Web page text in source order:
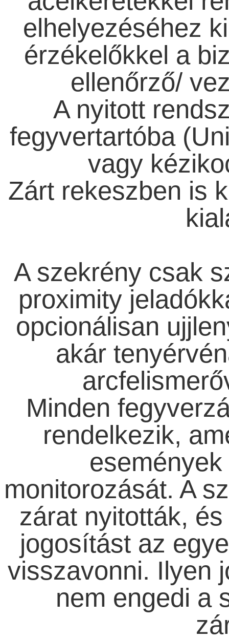
elhelyezéséhez
érzékelőkkel a
ellenőrző/
A nyitott
fegyvertartóba
vagy
Zárt rekeszben is
A szekrény csak
proximity
opcionálisan
akár
Minden
rendelkezik,
monitorozását. A
zárat nyitották,
jogosítást az
visszavonni. Ilyen
nem engedi a